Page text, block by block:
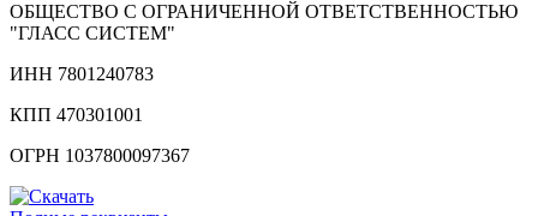
ОБЩЕСТВО С ОГРАНИЧЕННОЙ ОТВЕТСТВЕННОСТЬЮ
"ГЛАСС СИСТЕМ"
ИНН 7801240783
КПП 470301001
ОГРН 1037800097367